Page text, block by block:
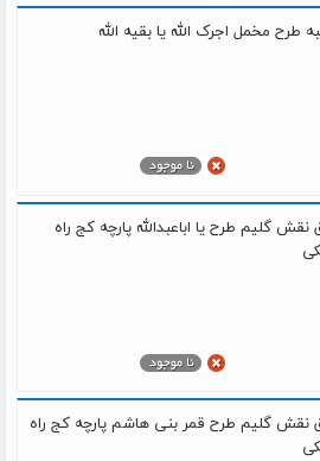
طرح مخمل اجرک الله یا بقیه الله
نقش گلیم طرح یا اباعبدالله پارچه کج راه
نقش گلیم طرح قمر بنی هاشم پارچه کج راه